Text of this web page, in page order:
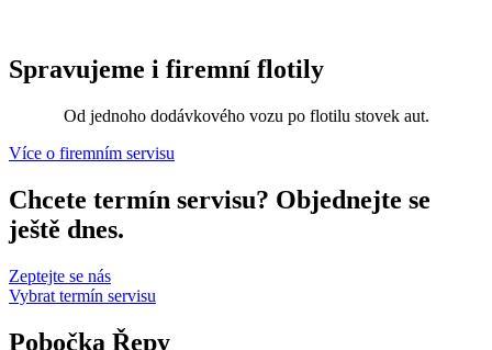
Spravujeme i firemní flotily
Od jednoho dodávkového vozu po flotilu stovek aut.
Více o firemním servisu
Chcete termín servisu? Objednejte se
ještě dnes.
Zeptejte se nás
Vybrat termín servisu
Pobočka Řepy